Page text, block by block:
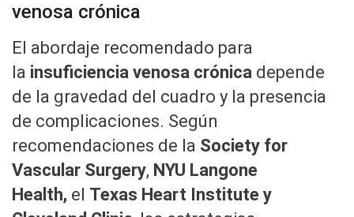
venosa crónica
El abordaje recomendado para
la insuficiencia venosa crónica depende
de la gravedad del cuadro y la presencia
de complicaciones. Según
recomendaciones de la Society for
Vascular Surgery, NYU Langone
Health, el Texas Heart Institute y